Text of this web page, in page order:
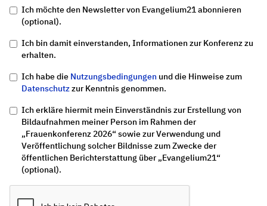
Ich möchte den Newsletter von Evangelium21 abonnieren
(optional).
Ich bin damit einverstanden, Informationen zur Konferenz zu
erhalten.
Ich habe die Nutzungsbedingungen und die Hinweise zum
Datenschutzzur Kenntnis genommen.
Ich erkläre hiermit mein Einverständnis zur Erstellung von
Bildaufnahmen meiner Person im Rahmen der
„Frauenkonferenz 2026“ sowie zur Verwendung und
Veröffentlichung solcher Bildnisse zum Zwecke der
öffentlichen Berichterstattung über „Evangelium21“
(optional).